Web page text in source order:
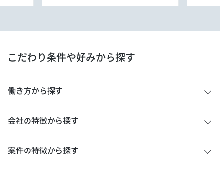
こだわり条件や好みから探す
働き方から探す
会社の特徴から探す
案件の特徴から探す